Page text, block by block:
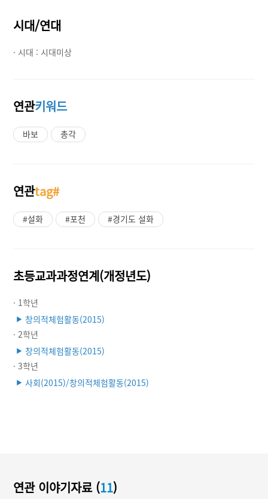
시대/연대
· 시대 : 시대미상
연관키워드
바보 총각
연관tag#
#설화 #포천 #경기도 설화
초등교과과정연계(개정년도)
· 1학년
▶ 창의적체험활동(2015)
· 2학년
▶ 창의적체험활동(2015)
· 3학년
▶ 사회(2015)/창의적체험활동(2015)
연관 이야기자료 (11)